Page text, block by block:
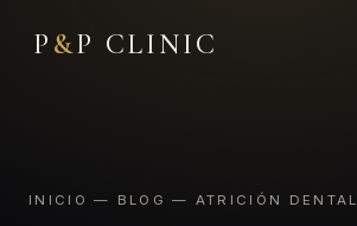
P &P CLINIC
INICIO — BLOG — ATRICIÓN DENTAL